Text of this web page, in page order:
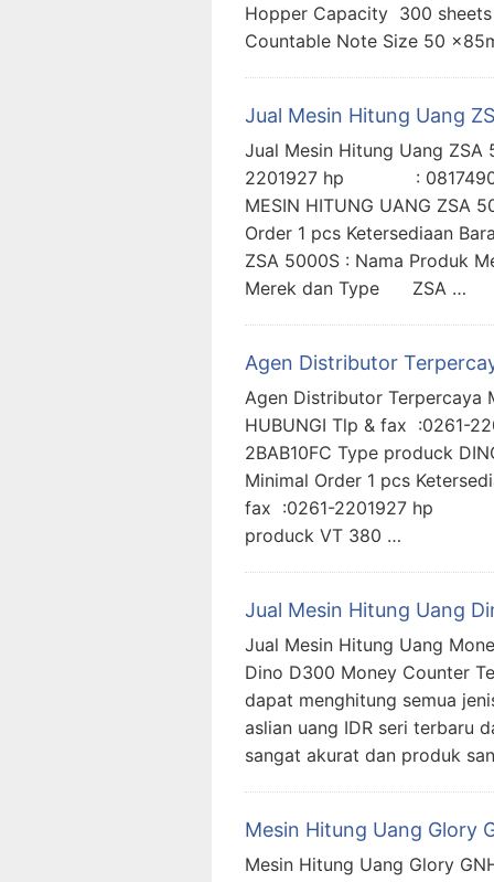
Hopper Capacity 300
Countable Note Size 50
Jual Mesin Hitung Uang
Jual Mesin Hitung Uang
2201927 hp :
MESIN HITUNG UANG ZSA
Order 1 pcs Ketersediaan
ZSA 5000S : Nama Produk
Merek dan Type ZSA …
Agen Distributor
Agen Distributor
HUBUNGI Tlp & fax
2BAB10FC Type produck
Minimal Order 1 pcs
fax :0261-2201927 hp :
produck VT 380 …
Jual Mesin Hitung Uang
Jual Mesin Hitung Uang
Dino D300 Money Counter
dapat menghitung semua
aslian uang IDR seri terbaru
sangat akurat dan produk
Mesin Hitung Uang Glory
Mesin Hitung Uang Glory